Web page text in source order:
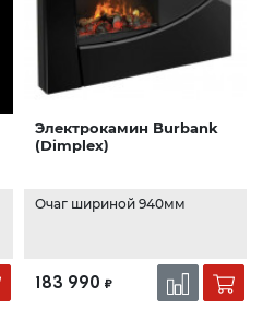
Электрокамин Burbank
(Dimplex)
Очаг шириной 940мм
183 990 ₽